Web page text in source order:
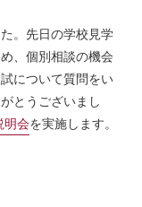
。先日の学校見学
、個別相談の機会
について質問をい
とうございまし
明会を実施します。